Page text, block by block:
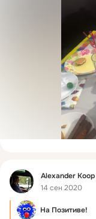
Фид Alexander Кoop
14 сен 2020
На Позитиве!